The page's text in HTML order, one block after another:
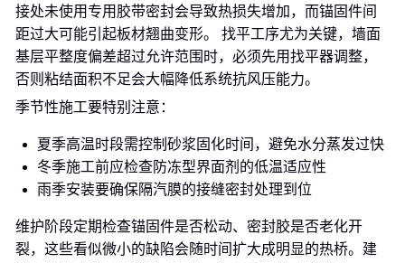
接处未使用专用胶带密封会导致热损失增加，而锚固件间
距过大可能引起板材翘曲变形。 找平工序尤为关键，墙面
基层平整度偏差超过允许范围时，必须先用找平器调整，
否则粘结面积不足会大幅降低系统抗风压能力。
季节性施工要特别注意：
夏季高温时段需控制砂浆固化时间，避免水分蒸发过快
冬季施工前应检查防冻型界面剂的低温适应性
雨季安装要确保隔汽膜的接缝密封处理到位
维护阶段定期检查锚固件是否松动、密封胶是否老化开
裂，这些看似微小的缺陷会随时间扩大成明显的热桥。建